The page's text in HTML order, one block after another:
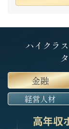
ハイクラ
金融
経営人材
高年収